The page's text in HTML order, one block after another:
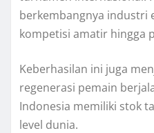
berkembangnya industri
kompetisi amatir hingga
Keberhasilan ini juga
regenerasi pemain
Indonesia memiliki stok
level dunia.